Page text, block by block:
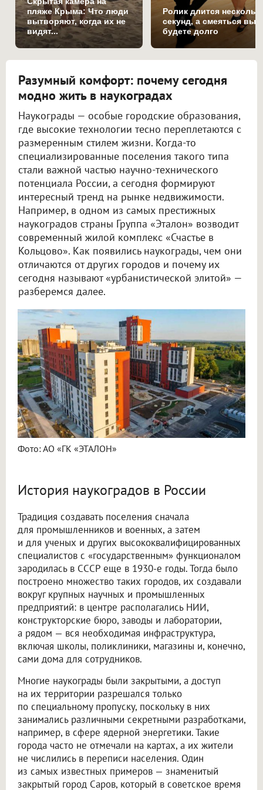
пляже Крыма: Что люди
вытворяют, когда их не
видят...
Ролик длится
секунд, а смеяться вы
будете долго
Разумный комфорт: почему сегодня
модно жить в наукоградах
Наукограды — особые городские образования,
где высокие технологии тесно переплетаются с
размеренным стилем жизни. Когда-то
специализированные поселения такого типа
стали важной частью научно-технического
потенциала России, а сегодня формируют
интересный тренд на рынке недвижимости.
Например, в одном из самых престижных
наукоградов страны Группа «Эталон» возводит
современный жилой комплекс «Счастье в
Кольцово». Как появились наукограды, чем они
отличаются от других городов и почему их
сегодня называют «урбанистической элитой» —
разберемся далее.
Фото: АО «ГК «ЭТАЛОН»
История наукоградов в России
Традиция создавать поселения сначала
для промышленников и военных, а затем
и для ученых и других высококвалифицированных
специалистов с «государственным» функционалом
зародилась в СССР еще в 1930-е годы. Тогда было
построено множество таких городов, их создавали
вокруг крупных научных и промышленных
предприятий: в центре располагались НИИ,
конструкторские бюро, заводы и лаборатории,
а рядом — вся необходимая инфраструктура,
включая школы, поликлиники, магазины и, конечно,
сами дома для сотрудников.
Многие наукограды были закрытыми, а доступ
на их территории разрешался только
по специальному пропуску, поскольку в них
занимались различными секретными разработками,
например, в сфере ядерной энергетики. Такие
города часто не отмечали на картах, а их жители
не числились в переписи населения. Один
из самых известных примеров — знаменитый
закрытый город Саров, который в советское время